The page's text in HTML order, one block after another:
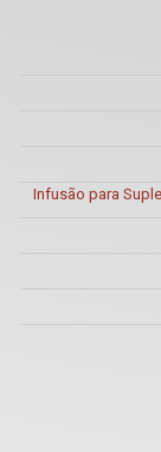
Infusão para